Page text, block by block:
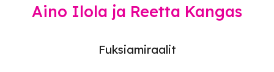
Aino Ilola ja Reetta Kangas
Fuksiamiraalit